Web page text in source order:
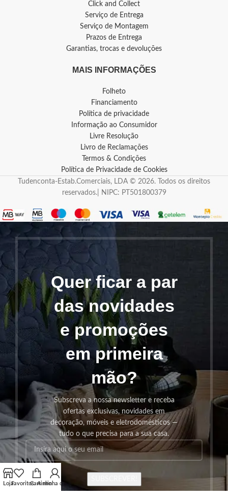
Click and Collect
Serviço de Entrega
Serviço de Montagem
Prazos de Entrega
Garantias, trocas e devoluções
MAIS INFORMAÇÕES
Folheto
Financiamento
Política de privacidade
Informação ao Consumidor
Livre Resolução
Livro de Reclamações
Termos & Condições
Política de Privacidade de Cookies
Tudenconta-Estab.Comerciais, LDA © 2026. Todos os direitos
reservados.| NIPC: PT501800379
Quer ficar a par
das novidades
e promoções
em primeira
mão?
Subscreva a nossa newsletter e receba
ofertas exclusivas, novidades em
decoração, móveis e eletrodomésticos —
tudo o que precisa para a sua casa.
LojaFavoritosCarrinho
A minha conta